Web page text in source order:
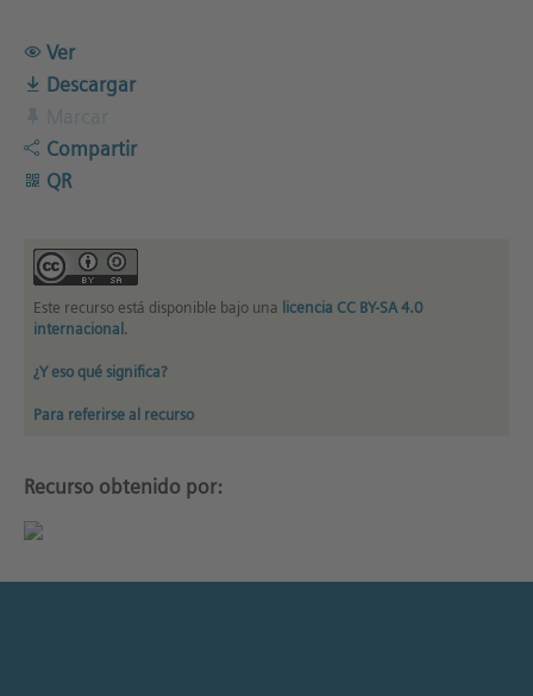
Ver
Descargar
Compartir
QR
Este recurso está disponible bajo una licencia CC BY-SA 4.0
internacional .
¿Y eso qué significa?
Para referirse al recurso
Recurso obtenido por: